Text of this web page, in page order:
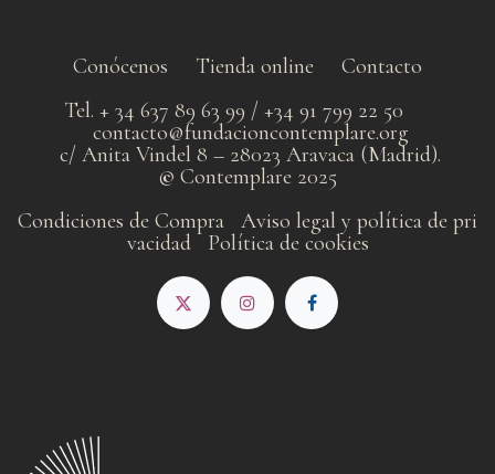
Conócenos Tienda online
Contacto
Tel. + 34 637 89 63 99 / +34 91 799 22 50
contacto@fundacioncontemplare.org
c/ Anita Vindel 8 – 28023 Aravaca (Madrid).
© Contemplare 2025
Condiciones de Compra
Aviso legal y política de pri​
vacidad
Política de cookies